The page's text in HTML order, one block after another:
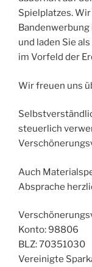
Spielplatzes.
und laden Sie
im Vorfeld der
Wir freuen uns
steuerlich
Auch
Absprache
Konto: 98806
BLZ: 70351030
Vereinigte